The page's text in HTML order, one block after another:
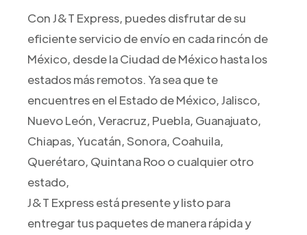
Con J&T Express, puedes disfrutar de su
eficiente servicio de envío en cada rincón de
México, desde la Ciudad de México hasta los
estados más remotos. Ya sea que te
encuentres en el Estado de México, Jalisco,
Nuevo León, Veracruz, Puebla, Guanajuato,
Chiapas, Yucatán, Sonora, Coahuila,
Querétaro, Quintana Roo o cualquier otro
estado,
J&T Express está presente y listo para
entregar tus paquetes de manera rápida y